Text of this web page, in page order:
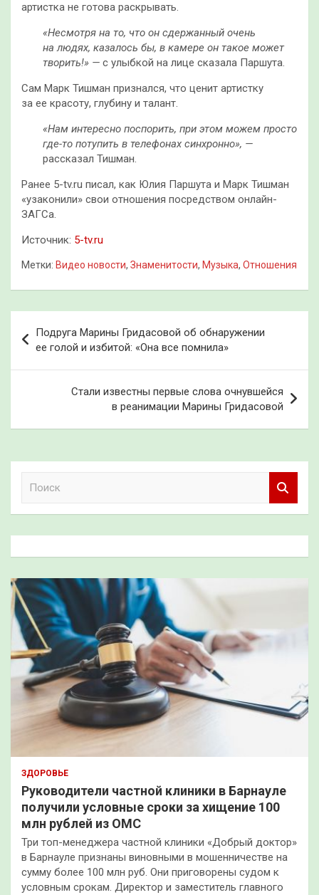
артистка не готова раскрывать.
«Несмотря на то, что он сдержанный очень
на людях, казалось бы, в камере он такое может
творить!» — с улыбкой на лице сказала Паршута.
Сам Марк Тишман признался, что ценит артистку
за ее красоту, глубину и талант.
«Нам интересно поспорить, при этом можем просто
где-то потупить в телефонах синхронно», —
рассказал Тишман.
Ранее 5-tv.ru писал, как Юлия Паршута и Марк Тишман
«узаконили» свои отношения посредством онлайн-
ЗАГСа.
Источник: 5-tv.ru
Метки: Видео новости, Знаменитости, Музыка, Отношения
по
записям
Подруга Марины Гридасовой об обнаружении
ее голой и избитой: «Она все помнила»
Стали известны первые слова очнувшейся
в реанимации Марины Гридасовой
к
ЗДОРОВЬЕ
Руководители частной клиники в Барнауле
получили условные сроки за хищение 100
млн рублей из ОМС
Три топ-менеджера частной клиники «Добрый доктор»
в Барнауле признаны виновными в мошенничестве на
сумму более 100 млн руб. Они приговорены судом к
условным срокам. Директор и заместитель главного